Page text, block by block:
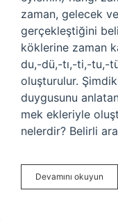
zaman, gelecek
gerçekleştiğini
köklerine zaman
du,-dü,-tı,-ti,-tu,-
oluşturulur.
duygusunu
mek ekleriyle
nelerdir? Belirli
Devamını okuyun